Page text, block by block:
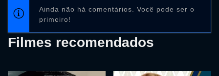
Ainda não há comentários. Você pode ser o
primeiro!
Filmes recomendados